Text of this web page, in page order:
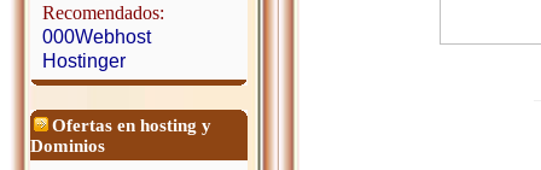
Recomendados:
000Webhost
Hostinger
Ofertas en hosting y
Dominios